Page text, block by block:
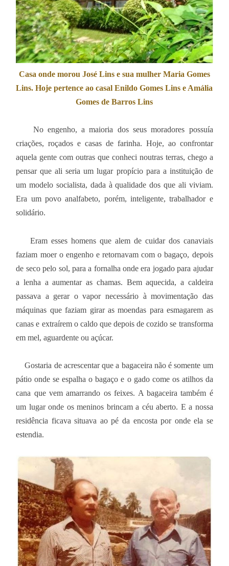
Casa onde morou José Lins e sua mulher Maria Gomes
Lins. Hoje pertence ao casal Enildo Gomes Lins e Amália
Gomes de Barros Lins
No engenho, a maioria dos seus moradores possuía
criações, roçados e casas de farinha. Hoje, ao confrontar
aquela gente com outras que conheci noutras terras, chego a
pensar que ali seria um lugar propício para a instituição de
um modelo socialista, dada à qualidade dos que ali viviam.
Era um povo analfabeto, porém, inteligente, trabalhador e
solidário.
Eram esses homens que alem de cuidar dos canaviais
faziam moer o engenho e retornavam com o bagaço, depois
de seco pelo sol, para a fornalha onde era jogado para ajudar
a lenha a aumentar as chamas. Bem aquecida, a caldeira
passava a gerar o vapor necessário à movimentação das
máquinas que faziam girar as moendas para esmagarem as
canas e extraírem o caldo que depois de cozido se transforma
em mel, aguardente ou açúcar.
Gostaria de acrescentar que a bagaceira não é somente um
pátio onde se espalha o bagaço e o gado come os atilhos da
cana que vem amarrando os feixes. A bagaceira também é
um lugar onde os meninos brincam a céu aberto. E a nossa
residência ficava situava ao pé da encosta por onde ela se
estendia.